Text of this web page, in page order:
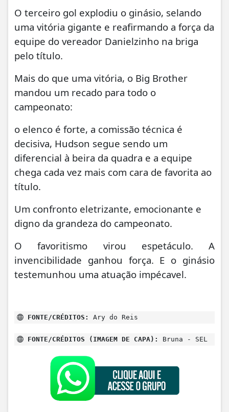
O terceiro gol explodiu o ginásio, selando
uma vitória gigante e reafirmando a força da
equipe do vereador Danielzinho na briga
pelo título.
Mais do que uma vitória, o Big Brother
mandou um recado para todo o
campeonato:
o elenco é forte, a comissão técnica é
decisiva, Hudson segue sendo um
diferencial à beira da quadra e a equipe
chega cada vez mais com cara de favorita ao
título.
Um confronto eletrizante, emocionante e
digno da grandeza do campeonato.
O favoritismo virou espetáculo. A
invencibilidade ganhou força. E o ginásio
testemunhou uma atuação impécavel.
FONTE/CRÉDITOS: Ary do Reis
FONTE/CRÉDITOS (IMAGEM DE CAPA): Bruna - SEL